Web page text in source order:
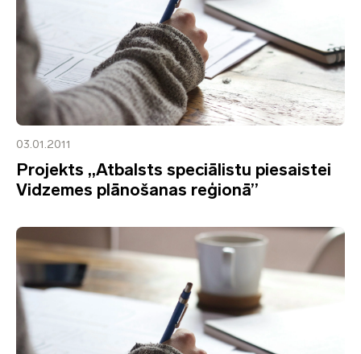
03.01.2011
Projekts „Atbalsts speciālistu piesaistei
Vidzemes plānošanas reģionā”